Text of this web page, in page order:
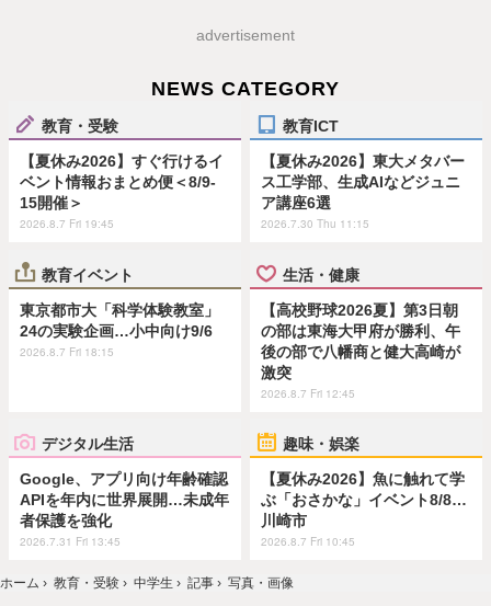
advertisement
NEWS CATEGORY
教育・受験
【夏休み2026】すぐ行けるイ
ベント情報おまとめ便＜8/9-
15開催＞
2026.8.7 Fri 19:45
教育ICT
【夏休み2026】東大メタバー
ス工学部、生成AIなどジュニ
ア講座6選
2026.7.30 Thu 11:15
教育イベント
東京都市大「科学体験教室」
24の実験企画…小中向け9/6
2026.8.7 Fri 18:15
生活・健康
【高校野球2026夏】第3日朝
の部は東海大甲府が勝利、午
後の部で八幡商と健大高崎が
激突
2026.8.7 Fri 12:45
デジタル生活
Google、アプリ向け年齢確認
APIを年内に世界展開…未成年
者保護を強化
2026.7.31 Fri 13:45
趣味・娯楽
【夏休み2026】魚に触れて学
ぶ「おさかな」イベント8/8…
川崎市
2026.8.7 Fri 10:45
ホーム › 教育・受験 › 中学生 › 記事 › 写真・画像